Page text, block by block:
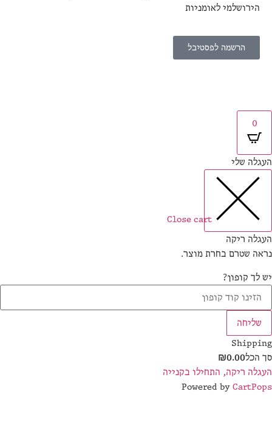
הירושלמי לאומניות
הרשמה לפסטיבל
שלי
Close cart
ריקה
שטרם בחרת מוצר.
לך קופון?
שליחה
הכל
₪0.00
ריקה, התחילו בקנייה
Powered by